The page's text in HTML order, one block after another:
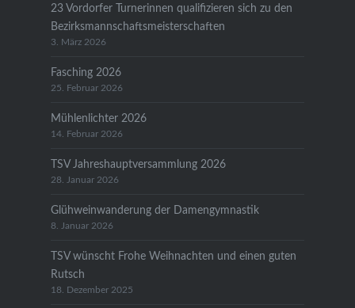
23 Vordorfer Turnerinnen qualifizieren sich zu den
Bezirksmannschaftsmeisterschaften
3. März 2026
Fasching 2026
25. Februar 2026
Mühlenlichter 2026
14. Februar 2026
TSV Jahreshauptversammlung 2026
28. Januar 2026
Glühweinwanderung der Damengymnastik
8. Januar 2026
TSV wünscht Frohe Weihnachten und einen guten
Rutsch
18. Dezember 2025